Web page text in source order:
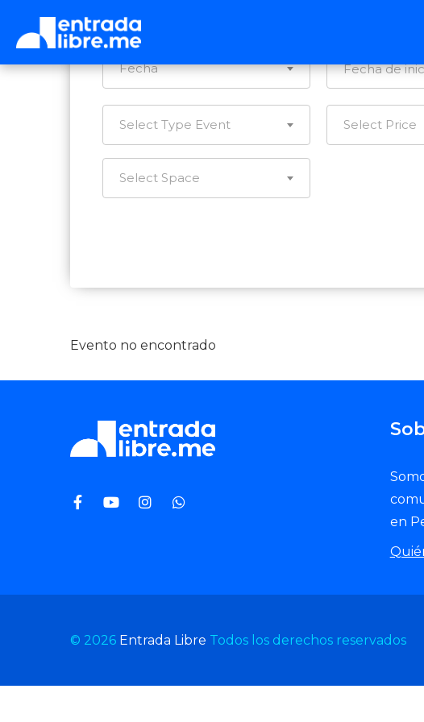
Fecha
Select Type Event Select Price
Select Space
Evento no encontrado
en
© 2026 Entrada Libre Todos los derechos reservados